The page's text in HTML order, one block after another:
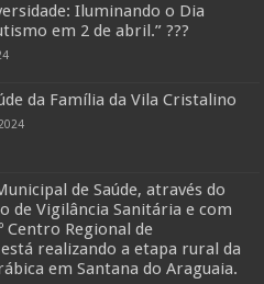
Iluminando o Dia
em 2 de abril.” ???
da Família da Vila Cristalino
de Saúde, através do
de Vigilância Sanitária e com
Centro Regional de
está realizando a etapa rural da
em Santana do Araguaia.